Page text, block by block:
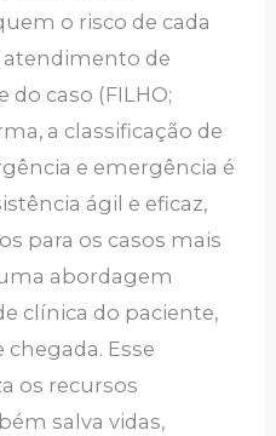
o risco de cada
atendimento de
do caso (FILHO;
a classificação de
e emergência é
ágil e eficaz,
para os casos mais
abordagem
clínica do paciente,
Esse
os recursos
salva vidas,